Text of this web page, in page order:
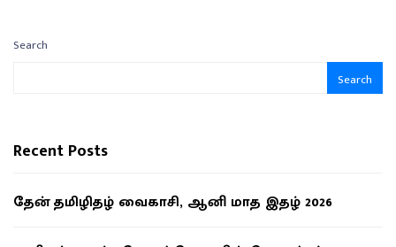
Search
Search
Recent Posts
தேன் தமிழிதழ் வைகாசி, ஆனி மாத இதழ் 2026